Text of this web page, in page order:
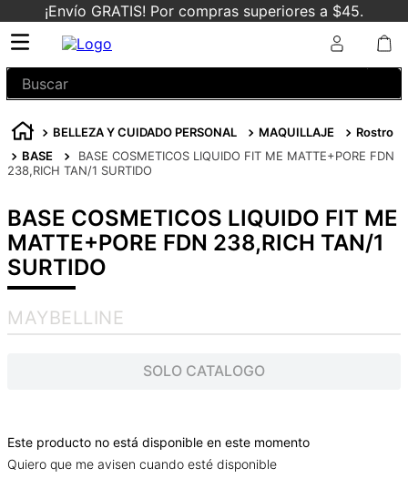
¡Envío GRATIS! Por compras superiores a $45.
Buscar
BELLEZA Y CUIDADO PERSONAL MAQUILLAJE
Rostro
BASE
BASE COSMETICOS LIQUIDO FIT ME MATTE+PORE FDN
238,RICH TAN/1 SURTIDO
BASE COSMETICOS LIQUIDO FIT ME
MATTE+PORE FDN 238,RICH TAN/1
SURTIDO
MAYBELLINE
SOLO CATALOGO
Este producto no está disponible en este momento
Quiero que me avisen cuando esté disponible